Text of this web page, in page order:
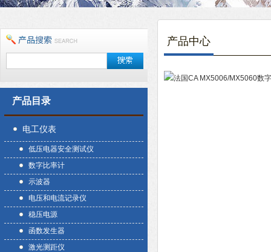
产品目录
电工仪表
低压电器安全测试仪
数字比率计
示波器
电压和电流记录仪
稳压电源
函数发生器
激光测距仪
产品中心